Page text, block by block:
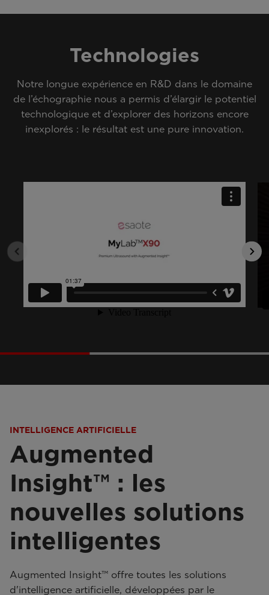
Technologies
Notre longue expérience en R&D dans le domaine
de l’échographie nous a permis d’élargir le potentiel
technologique et d’explorer des horizons encore
inexplorés : le résultat est une pure innovation.
INTELLIGENCE ARTIFICIELLE
Augmented
Insight™ : les
nouvelles solutions
intelligentes
Augmented Insight™ offre toutes les solutions
d'intelligence artificielle, développées par le